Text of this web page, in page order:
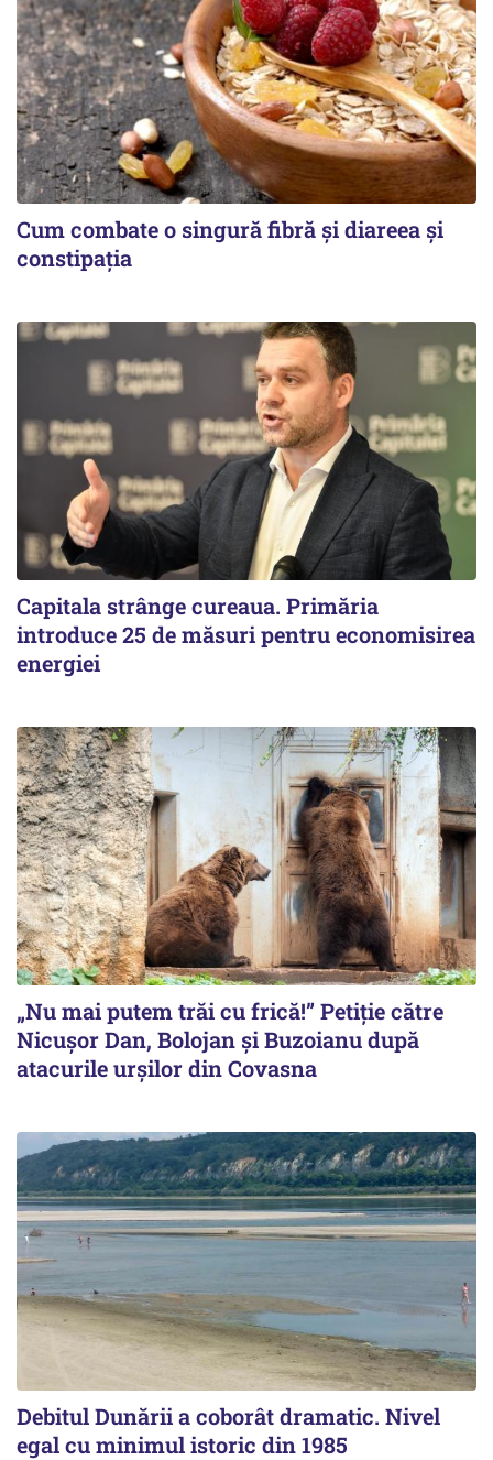
Cum combate o singură fibră și diareea și
constipația
Capitala strânge cureaua. Primăria
introduce 25 de măsuri pentru economisirea
energiei
„Nu mai putem trăi cu frică!” Petiție către
Nicușor Dan, Bolojan și Buzoianu după
atacurile urșilor din Covasna
Debitul Dunării a coborât dramatic. Nivel
egal cu minimul istoric din 1985